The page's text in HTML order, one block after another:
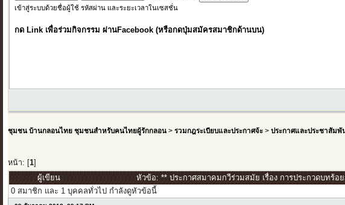
เข้าสู่ระบบด้วยชื่อผู้ใช้ รหัสผ่าน และระยะเวลาในเซสชั่น
กด Link เพื่อร่วมกิจกรรม ผ่านFacebook (หรือกดปุ่มสมัครสมาชิกด้านบน)
ชุมชน บ้านกลอนไทย ชุมชนสำหรับคนไทยผู้รักกลอน >รวมกฎระเบียบและประกาศจ้ะ >ประกาศและประชาสัมพั
หน้า: [1
ผู้เขียน
หัวข้อ: ** ประกาศสมาคมกวีร่วมสมัย เรื่อง การประกวดบทร้อ
0 สมาชิก และ 1 บุคคลทั่วไป กำลังดูหัวข้อนี้